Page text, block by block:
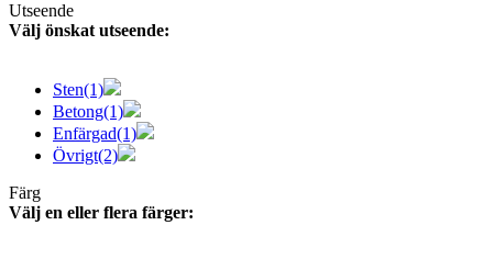
Utseende
Välj önskat utseende:
Sten(1)
Betong(1)
Enfärgad(1)
Övrigt(2)
Färg
Välj en eller flera färger: